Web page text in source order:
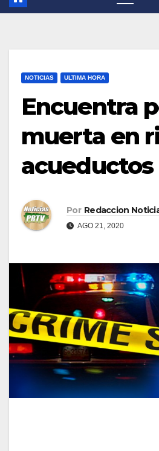
NOTICIAS ULTIMA HORA
Encuentra
muerta en
acueductos
Por Redaccion
AGO 21, 2020